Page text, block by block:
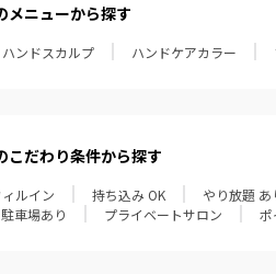
メニューから探す
ハンドスカルプ ハンドケアカラー
こだわり条件から探す
ルイン 持ち込み OK やり放題 あ
駐車場あり プライベートサロン ポ